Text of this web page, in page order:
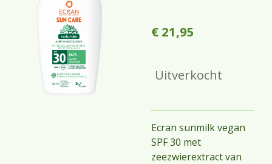
€ 21,95
Uitverkocht
Ecran sunmilk vegan
SPF 30 met
zeezwierextract van